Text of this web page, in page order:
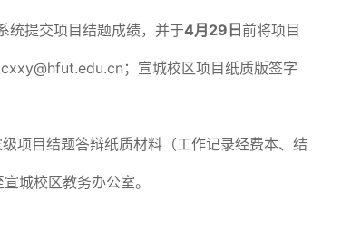
统提交项目结题成绩，并于4月29日 前将项目
；宣城校区项目纸质版签字
项目结题答辩纸质材料（工作记录经费本、结
城校区教务办公室。